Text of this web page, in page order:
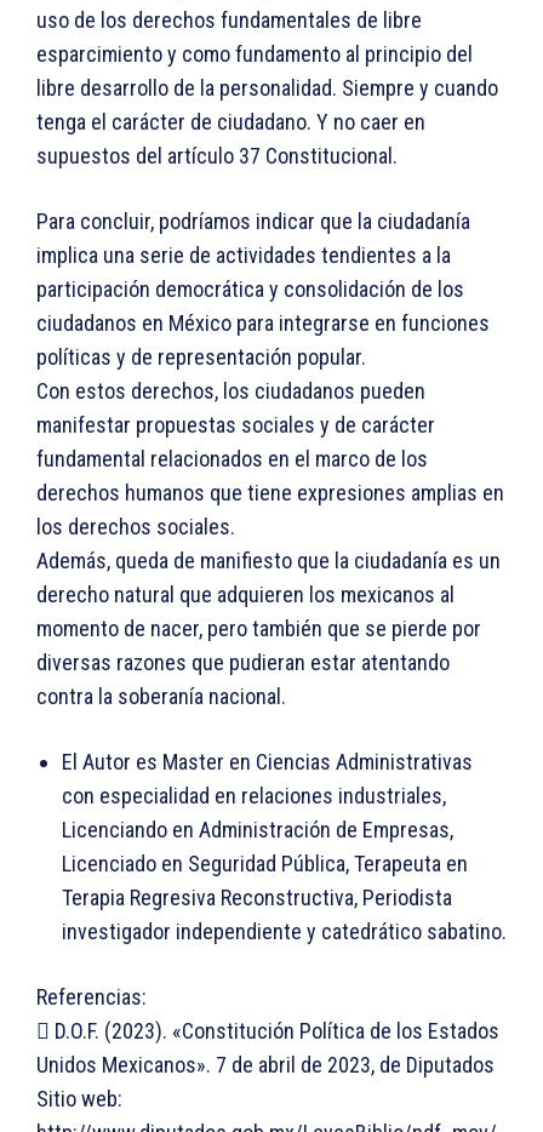
uso de los derechos fundamentales de libre
esparcimiento y como fundamento al principio del
libre desarrollo de la personalidad. Siempre y cuando
tenga el carácter de ciudadano. Y no caer en
supuestos del artículo 37 Constitucional.
Para concluir, podríamos indicar que la ciudadanía
implica una serie de actividades tendientes a la
participación democrática y consolidación de los
ciudadanos en México para integrarse en funciones
políticas y de representación popular.
Con estos derechos, los ciudadanos pueden
manifestar propuestas sociales y de carácter
fundamental relacionados en el marco de los
derechos humanos que tiene expresiones amplias en
los derechos sociales.
Además, queda de manifiesto que la ciudadanía es un
derecho natural que adquieren los mexicanos al
momento de nacer, pero también que se pierde por
diversas razones que pudieran estar atentando
contra la soberanía nacional.
El Autor es Master en Ciencias Administrativas
con especialidad en relaciones industriales,
Licenciando en Administración de Empresas,
Licenciado en Seguridad Pública, Terapeuta en
Terapia Regresiva Reconstructiva, Periodista
investigador independiente y catedrático sabatino.
Referencias:
 D.O.F. (2023). «Constitución Política de los Estados
Unidos Mexicanos». 7 de abril de 2023, de Diputados
Sitio web: